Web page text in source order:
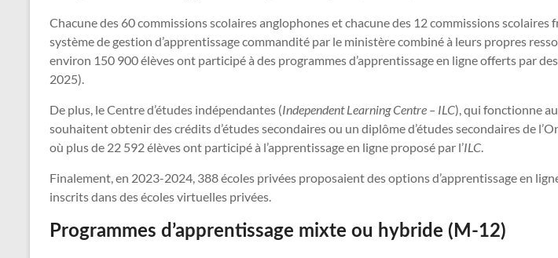
Chacune des 60 commissions scolaires anglophones et chacune des 12 commissions
système de gestion d’apprentissage commandité par le ministère combiné à leurs propres
environ 150 900 élèves ont participé à des programmes d’apprentissage en ligne offerts par
2025).
De plus, le Centre d’études indépendantes (Independent Learning Centre – ILC), qui fonctionne
souhaitent obtenir des crédits d’études secondaires ou un diplôme d’études secondaires de
où plus de 22 592 élèves ont participé à l’apprentissage en ligne proposé par l’ILC.
Finalement, en 2023-2024, 388 écoles privées proposaient des options d’apprentissage en
inscrits dans des écoles virtuelles privées.
Programmes d’apprentissage mixte ou hybride (M-12)